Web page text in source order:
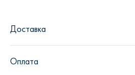
Доставка
Оплата